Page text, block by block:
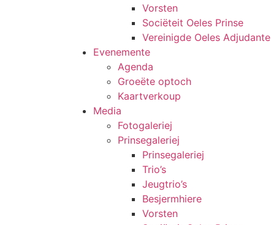
Vorsten
Sociëteit Oeles Prinse
Vereinigde Oeles Adjudante
Evenemente
Agenda
Groeëte optoch
Kaartverkoup
Media
Fotogaleriej
Prinsegaleriej
Prinsegaleriej
Trio’s
Jeugtrio’s
Besjermhiere
Vorsten